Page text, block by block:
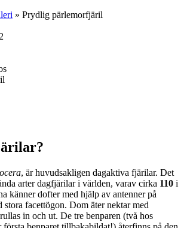
» Prydlig pärlemorfjäril
, är huvudsakligen dagaktiva fjärilar. Det
arter dagfjärilar i världen, varav cirka 110 i
känner dofter med hjälp av antenner på
stora facettögon. Dom äter nektar med
in och ut. De tre benparen (två hos